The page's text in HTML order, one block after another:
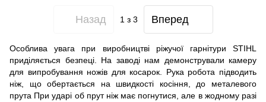
Назад 1 з 3 Вперед
Особлива увага при виробництві ріжучої гарнітури STIHL
приділяється безпеці. На заводі нам демонстрували камеру
для випробування ножів для косарок. Рука робота підводить
ніж, що обертається на швидкості косіння, до металевого
прута При ударі об прут ніж має погнутися, але в жодному разі